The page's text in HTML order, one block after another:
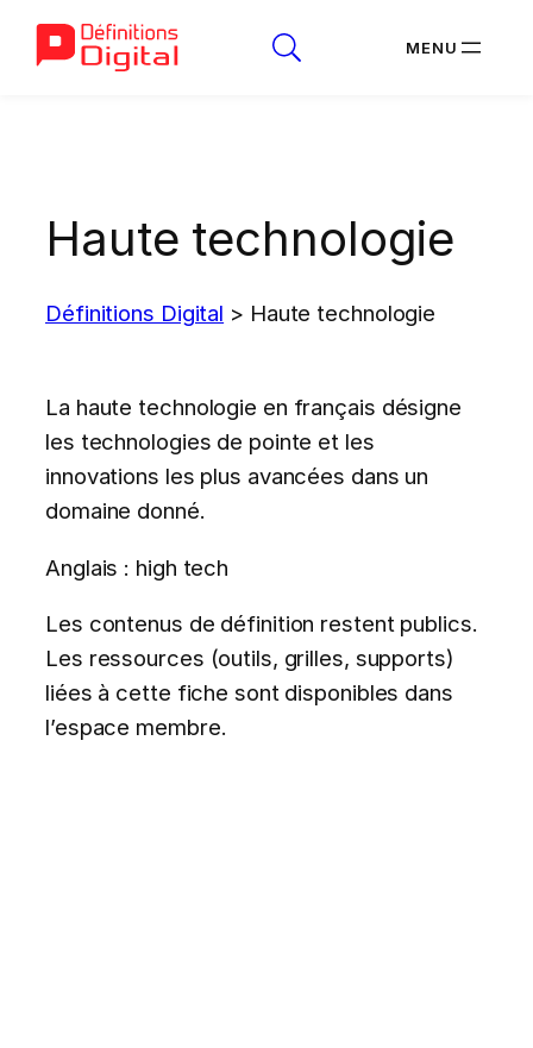
Haute technologie
Définitions Digital > Haute technologie
La haute technologie en français désigne
les technologies de pointe et les
innovations les plus avancées dans un
domaine donné.
Anglais : high tech
Les contenus de définition restent publics.
Les ressources (outils, grilles, supports)
liées à cette fiche sont disponibles dans
l’espace membre.